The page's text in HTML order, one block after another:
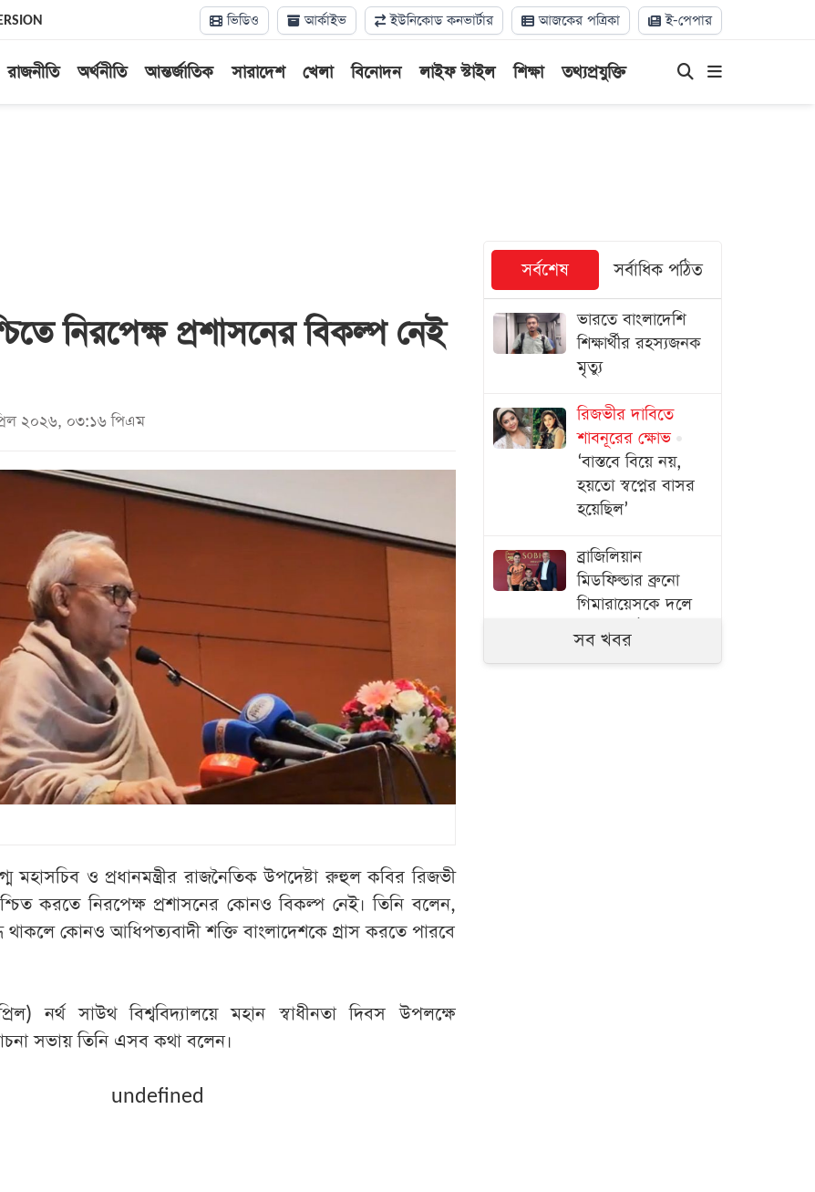
ভিডিও আর্কাইভ ইউনিকোড কনভার্টার আজকের পত্রিকা ই-পেপার
রাজনীতি অর্থনীতি আন্তর্জাতিক সারাদেশ খেলা বিনোদন লাইফ স্টাইল শিক্ষা তথ্যপ্রযুক্তি
নিরপেক্ষ প্রশাসনের বিকল্প নেই
২০২৬, ০৩:১৬ পিএম
মহাসচিব ও প্রধানমন্ত্রীর রাজনৈতিক উপদেষ্টা রুহুল কবির রিজভী
করতে নিরপেক্ষ প্রশাসনের কোনও বিকল্প নেই। তিনি বলেন,
থাকলে কোনও আধিপত্যবাদী শক্তি বাংলাদেশকে গ্রাস করতে পারবে
নর্থ সাউথ বিশ্ববিদ্যালয়ে মহান স্বাধীনতা দিবস উপলক্ষে
সভায় তিনি এসব কথা বলেন।
undefined
সর্বশেষ সর্বাধিক পঠিত
ভারতে বাংলাদেশি
শিক্ষার্থীর রহস্যজনক
মৃত্যু
রিজভীর দাবিতে
শাবনূরের ক্ষোভ
‘বাস্তবে বিয়ে নয়,
হয়তো স্বপ্নের বাসর
হয়েছিল’
ব্রাজিলিয়ান
মিডফিল্ডার ব্রুনো
গিমারায়েসকে দলে
নিল আর্সেনাল
সব খবর